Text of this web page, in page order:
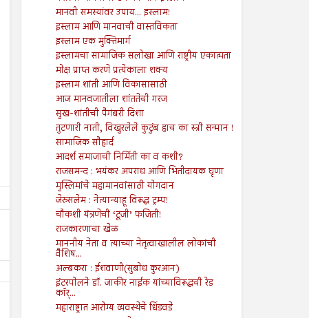
मानवी समस्यांवर उपाय... इस्लाम!
इस्लाम आणि मानवाची वास्तविकता
इस्लाम एक मुक्तिमार्ग
इस्लामचा सामाजिक सलोखा आणि राष्ट्रीय एकात्मता
मोक्ष प्राप्त करणे प्रत्येकाला शक्य
इस्लाम शांती आणि विकासासाठी
आज मानवजातीला शांततेची गरज
सुख-शांतीची पैगंबरी दिशा
तुटणारी नाती, विखुरलेले कुटुंब हाच का स्त्री सन्मान !
सामाजिक सौहार्द
आदर्श समाजाची निर्मिती का व कशी?
राजसमन्द : भयंकर अपराध आणि भितीदायक घृणा
मुस्लिमांचे महामानवांसाठी योगदान
जेरुसलेम : नेत्यान्याहू विरूद्ध ट्रम्प!
चौकशी यंत्रणेची ‘टूजी’ फजिती!
राजकारणाचा खेळ
माननीय नेता व त्याच्या नेतृत्वाखालील लोकांची
वैशिष...
अल्बकरा : ईशवाणी(सुबोध कुरआन)
इंटरपोलने डॉ. जाकीर नाईक यांच्याविरूद्धची रेड
कॉर्...
महाराष्ट्रात आरोग्य व्यवस्थेचे धिंडवडे